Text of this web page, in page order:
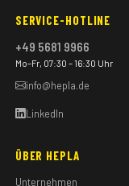
SERVICE-HOTLINE
+49 5681 9966
Mo–Fr, 07:30 – 16:30 Uhr
info@hepla.de
LinkedIn
ÜBER HEPLA
Unternehmen